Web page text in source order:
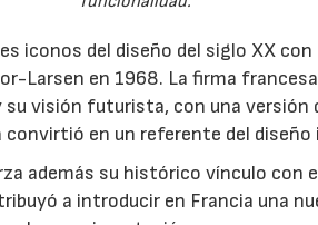
iconos del diseño del siglo XX
Larsen en 1968. La firma
visión futurista, con una versión
convirtió en un referente del
además su histórico vínculo con
a introducir en Francia una